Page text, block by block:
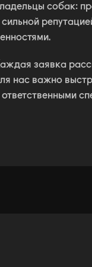
собак:
сильной
заявка
нас важно
ответственными